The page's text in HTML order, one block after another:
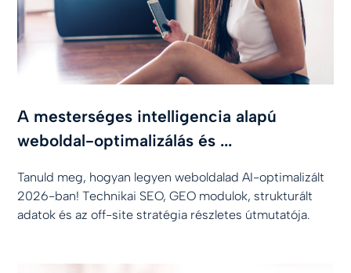
A mesterséges intelligencia alapú
weboldal-optimalizálás és ...
Tanuld meg, hogyan legyen weboldalad AI-optimalizált
2026-ban! Technikai SEO, GEO modulok, strukturált
adatok és az off-site stratégia részletes útmutatója.